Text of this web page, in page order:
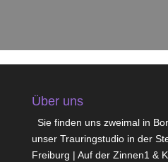
Über uns
Sie finden uns zweimal in
unser Trauringstudio in der
Freiburg | Auf der Zinnen1 &